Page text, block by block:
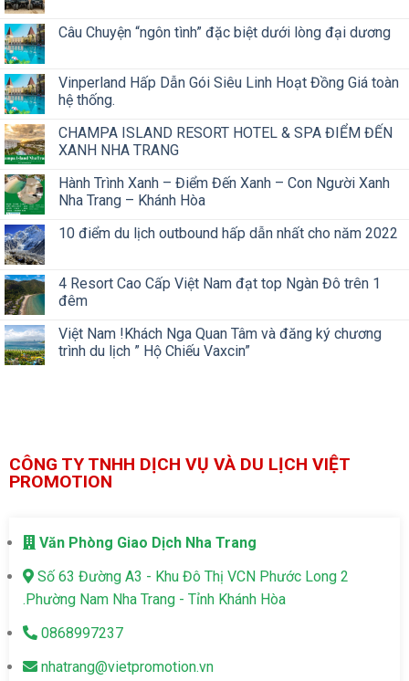
Câu Chuyện “ngôn tình” đặc biệt dưới lòng đại dương
Vinperland Hấp Dẫn Gói Siêu Linh Hoạt Đồng Giá toàn
hệ thống.
CHAMPA ISLAND RESORT HOTEL & SPA ĐIỂM ĐẾN
XANH NHA TRANG
Hành Trình Xanh – Điểm Đến Xanh – Con Người Xanh
Nha Trang – Khánh Hòa
10 điểm du lịch outbound hấp dẫn nhất cho năm 2022
4 Resort Cao Cấp Việt Nam đạt top Ngàn Đô trên 1
đêm
Việt Nam !Khách Nga Quan Tâm và đăng ký chương
trình du lịch ” Hộ Chiếu Vaxcin”
CÔNG TY TNHH DỊCH VỤ VÀ DU LỊCH VIỆT
PROMOTION
Văn Phòng Giao Dịch Nha Trang
Số 63 Đường A3 - Khu Đô Thị VCN Phước Long 2
.Phường Nam Nha Trang - Tỉnh Khánh Hòa
0868997237
nhatrang@vietpromotion.vn